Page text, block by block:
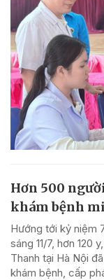
Hơn 500
khám bệnh
Hướng tới kỷ niệm
sáng 11/7, hơn 120
Thanh tại Hà Nội
khám bệnh, cấp